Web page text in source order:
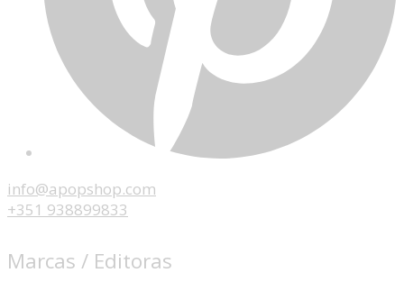
info@apopshop.com
+351 938899833
Marcas / Editoras